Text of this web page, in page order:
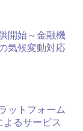
開始～金融機
気候変動対応
ットフォーム
るサービス